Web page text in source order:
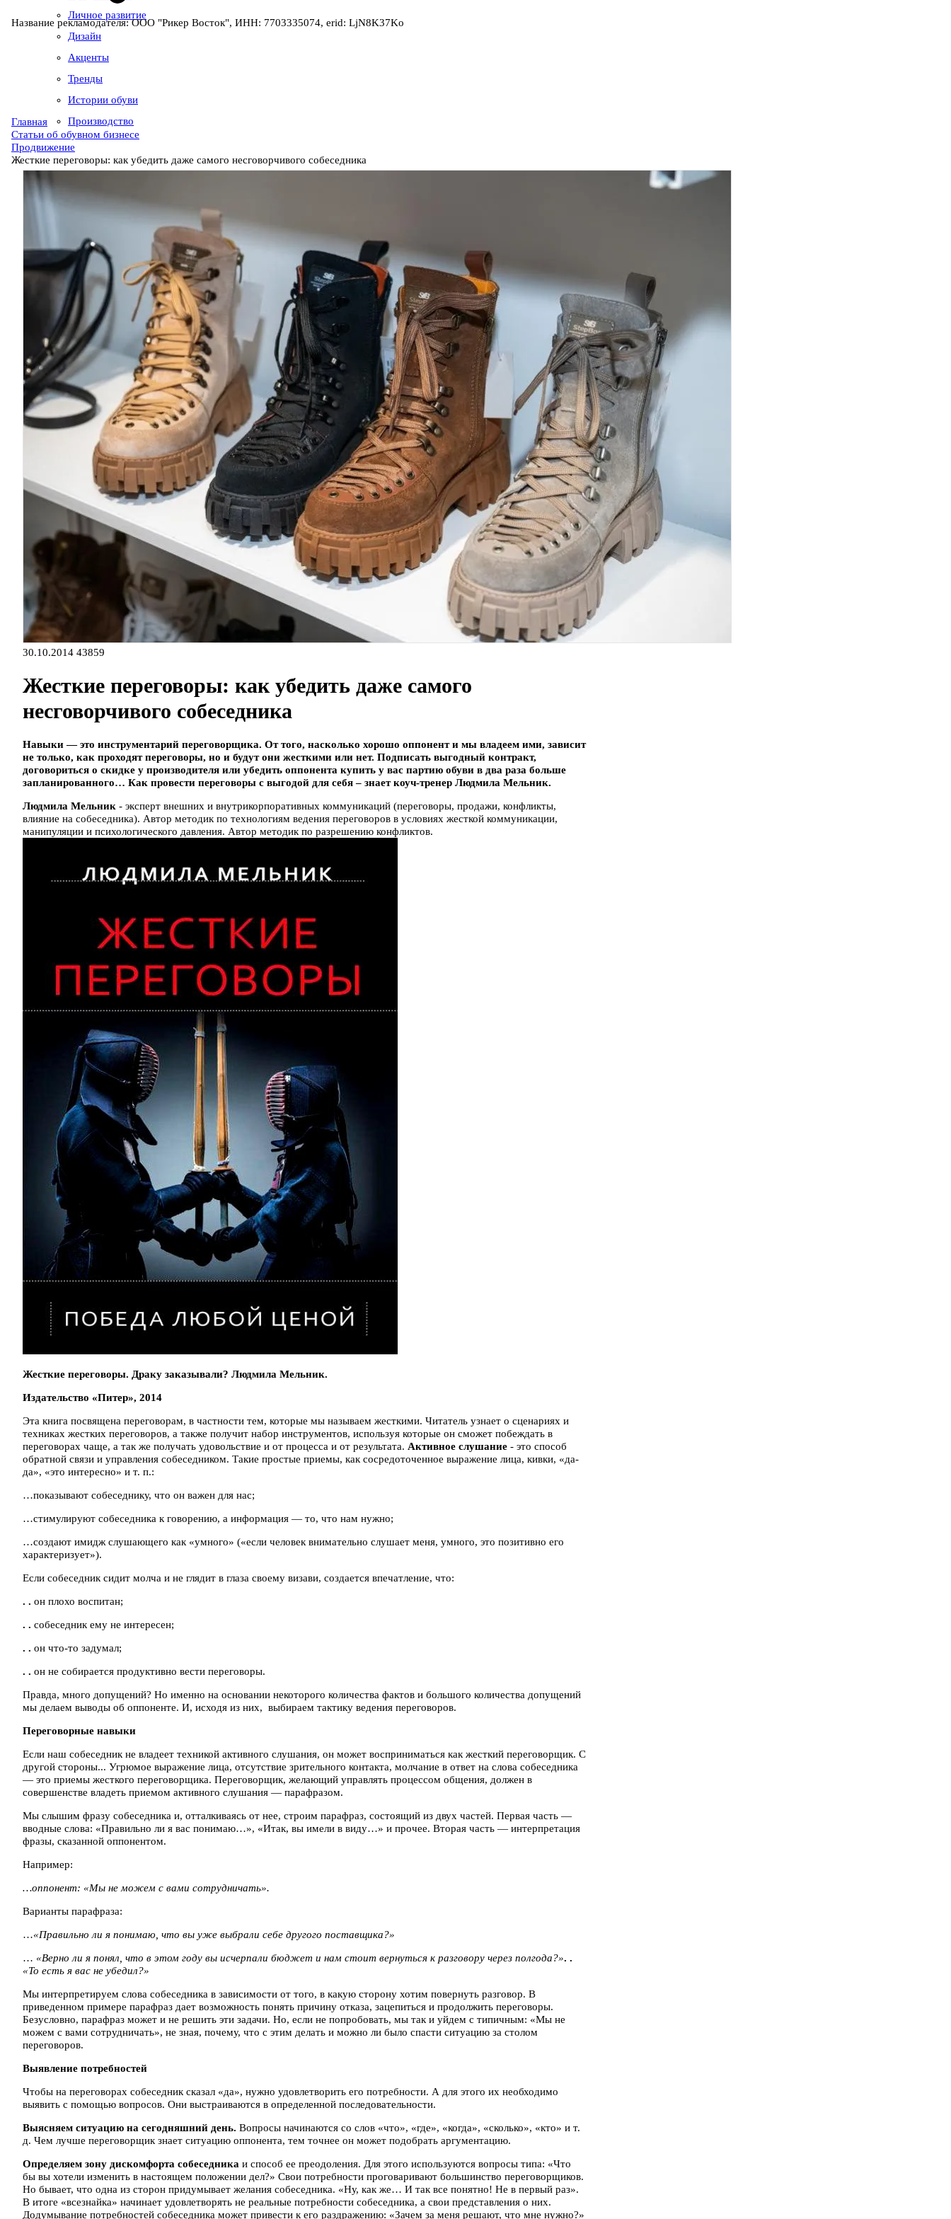
Личное развитие
Дизайн
Акценты
Тренды
Истории обуви
Производство
Название рекламодателя: ООО "Рикер Восток", ИНН: 7703335074, erid: LjN8K37Ko
Главная
Статьи об обувном бизнесе
Продвижение
Жесткие переговоры: как убедить даже самого несговорчивого собеседника
30.10.2014 43859
Жесткие переговоры: как убедить даже самого
несговорчивого собеседника
Навыки — это инструментарий переговорщика. От того, насколько хорошо оппонент и мы владеем ими, зависит
не только, как проходят переговоры, но и будут они жесткими или нет. Подписать выгодный контракт,
договориться о скидке у производителя или убедить оппонента купить у вас партию обуви в два раза больше
запланированного… Как провести переговоры с выгодой для себя – знает коуч-тренер Людмила Мельник.
Людмила Мельник - эксперт внешних и внутрикорпоративных коммуникаций (переговоры, продажи, конфликты,
влияние на собеседника). Автор методик по технологиям ведения переговоров в условиях жесткой коммуникации,
манипуляции и психологического давления. Автор методик по разрешению конфликтов.
Жесткие переговоры. Драку заказывали? Людмила Мельник.
Издательство «Питер», 2014
Эта книга посвящена переговорам, в частности тем, которые мы называем жесткими. Читатель узнает о сценариях и
техниках жестких переговоров, а также получит набор инструментов, используя которые он сможет побеждать в
переговорах чаще, а так же получать удовольствие и от процесса и от результата. Активное слушание - это способ
обратной связи и управления собеседником. Такие простые приемы, как сосредоточенное выражение лица, кивки, «да-
да», «это интересно» и т. п.:
…показывают собеседнику, что он важен для нас;
…стимулируют собеседника к говорению, а информация — то, что нам нужно;
…создают имидж слушающего как «умного» («если человек внимательно слушает меня, умного, это позитивно его
характеризует»).
Если собеседник сидит молча и не глядит в глаза своему визави, создается впечатление, что:
. . он плохо воспитан;
. . собеседник ему не интересен;
. . он что-то задумал;
. . он не собирается продуктивно вести переговоры.
Правда, много допущений? Но именно на основании некоторого количества фактов и большого количества допущений
мы делаем выводы об оппоненте. И, исходя из них, выбираем тактику ведения переговоров.
Переговорные навыки
Если наш собеседник не владеет техникой активного слушания, он может восприниматься как жесткий переговорщик. С
другой стороны... Угрюмое выражение лица, отсутствие зрительного контакта, молчание в ответ на слова собеседника
— это приемы жесткого переговорщика. Переговорщик, желающий управлять процессом общения, должен в
совершенстве владеть приемом активного слушания — парафразом.
Мы слышим фразу собеседника и, отталкиваясь от нее, строим парафраз, состоящий из двух частей. Первая часть —
вводные слова: «Правильно ли я вас понимаю…», «Итак, вы имели в виду…» и прочее. Вторая часть — интерпретация
фразы, сказанной оппонентом.
Например:
…оппонент: «Мы не можем с вами сотрудничать».
Варианты парафраза:
…«Правильно ли я понимаю, что вы уже выбрали себе другого поставщика?»
… «Верно ли я понял, что в этом году вы исчерпали бюджет и нам стоит вернуться к разговору через полгода?». .
«То есть я вас не убедил?»
Мы интерпретируем слова собеседника в зависимости от того, в какую сторону хотим повернуть разговор. В
приведенном примере парафраз дает возможность понять причину отказа, зацепиться и продолжить переговоры.
Безусловно, парафраз может и не решить эти задачи. Но, если не попробовать, мы так и уйдем с типичным: «Мы не
можем с вами сотрудничать», не зная, почему, что с этим делать и можно ли было спасти ситуацию за столом
переговоров.
Выявление потребностей
Чтобы на переговорах собеседник сказал «да», нужно удовлетворить его потребности. А для этого их необходимо
выявить с помощью вопросов. Они выстраиваются в определенной последовательности.
Выясняем ситуацию на сегодняшний день. Вопросы начинаются со слов «что», «где», «когда», «сколько», «кто» и т.
д. Чем лучше переговорщик знает ситуацию оппонента, тем точнее он может подобрать аргументацию.
Определяем зону дискомфорта собеседника и способ ее преодоления. Для этого используются вопросы типа: «Что
бы вы хотели изменить в настоящем положении дел?» Свои потребности проговаривают большинство переговорщиков.
Но бывает, что одна из сторон придумывает желания собеседника. «Ну, как же… И так все понятно! Не в первый раз».
В итоге «всезнайка» начинает удовлетворять не реальные потребности собеседника, а свои представления о них.
Додумывание потребностей собеседника может привести к его раздражению: «Зачем за меня решают, что мне нужно?»